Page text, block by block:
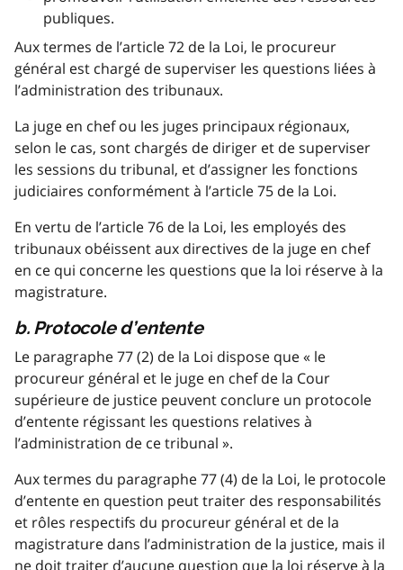
publiques.
Aux termes de l’article 72 de la Loi, le procureur
général est chargé de superviser les questions liées à
l’administration des tribunaux.
La juge en chef ou les juges principaux régionaux,
selon le cas, sont chargés de diriger et de superviser
les sessions du tribunal, et d’assigner les fonctions
judiciaires conformément à l’article 75 de la Loi.
En vertu de l’article 76 de la Loi, les employés des
tribunaux obéissent aux directives de la juge en chef
en ce qui concerne les questions que la loi réserve à la
magistrature.
b. Protocole d’entente
Le paragraphe 77 (2) de la Loi dispose que « le
procureur général et le juge en chef de la Cour
supérieure de justice peuvent conclure un protocole
d’entente régissant les questions relatives à
l’administration de ce tribunal ».
Aux termes du paragraphe 77 (4) de la Loi, le protocole
d’entente en question peut traiter des responsabilités
et rôles respectifs du procureur général et de la
magistrature dans l’administration de la justice, mais il
ne doit traiter d’aucune question que la loi réserve à la